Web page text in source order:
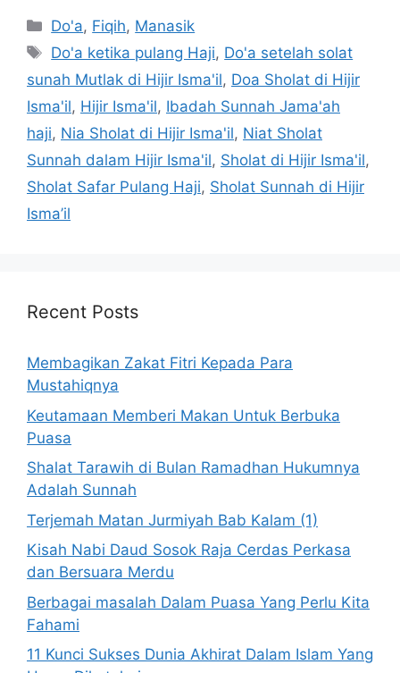
Categories
Do'a, Fiqih, Manasik
Tags
Do'a ketika pulang Haji, Do'a setelah solat
sunah Mutlak di Hijir Isma'il, Doa Sholat di Hijir
Isma'il, Hijir Isma'il, Ibadah Sunnah Jama'ah
haji, Nia Sholat di Hijir Isma'il, Niat Sholat
Sunnah dalam Hijir Isma'il, Sholat di Hijir Isma'il,
Sholat Safar Pulang Haji, Sholat Sunnah di Hijir
Isma’il
Recent Posts
Membagikan Zakat Fitri Kepada Para
Mustahiqnya
Keutamaan Memberi Makan Untuk Berbuka
Puasa
Shalat Tarawih di Bulan Ramadhan Hukumnya
Adalah Sunnah
Terjemah Matan Jurmiyah Bab Kalam (1)
Kisah Nabi Daud Sosok Raja Cerdas Perkasa
dan Bersuara Merdu
Berbagai masalah Dalam Puasa Yang Perlu Kita
Fahami
11 Kunci Sukses Dunia Akhirat Dalam Islam Yang